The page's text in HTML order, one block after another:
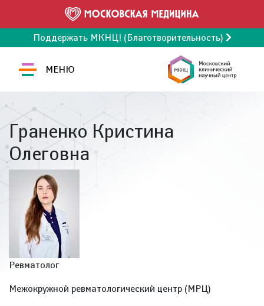
Поддержать МКНЦ! (Благотворительность)
МЕНЮ
Граненко Кристина
Олеговна
Ревматолог
Межокружной ревматологический центр (МРЦ)